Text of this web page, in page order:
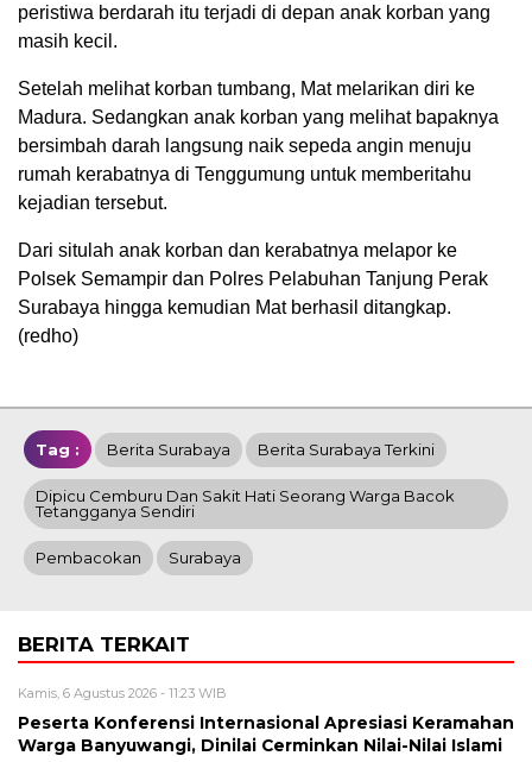
peristiwa berdarah itu terjadi di depan anak korban yang
masih kecil.
Setelah melihat korban tumbang, Mat melarikan diri ke
Madura. Sedangkan anak korban yang melihat bapaknya
bersimbah darah langsung naik sepeda angin menuju
rumah kerabatnya di Tenggumung untuk memberitahu
kejadian tersebut.
Dari situlah anak korban dan kerabatnya melapor ke
Polsek Semampir dan Polres Pelabuhan Tanjung Perak
Surabaya hingga kemudian Mat berhasil ditangkap.
(redho)
Tag : Berita Surabaya Berita Surabaya Terkini
Dipicu Cemburu Dan Sakit Hati Seorang Warga Bacok
Tetangganya Sendiri
Pembacokan Surabaya
BERITA TERKAIT
Kamis, 6 Agustus 2026 - 11:23 WIB
Peserta Konferensi Internasional Apresiasi Keramahan
Warga Banyuwangi, Dinilai Cerminkan Nilai-Nilai Islami